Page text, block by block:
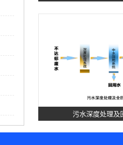
污水深度处理及